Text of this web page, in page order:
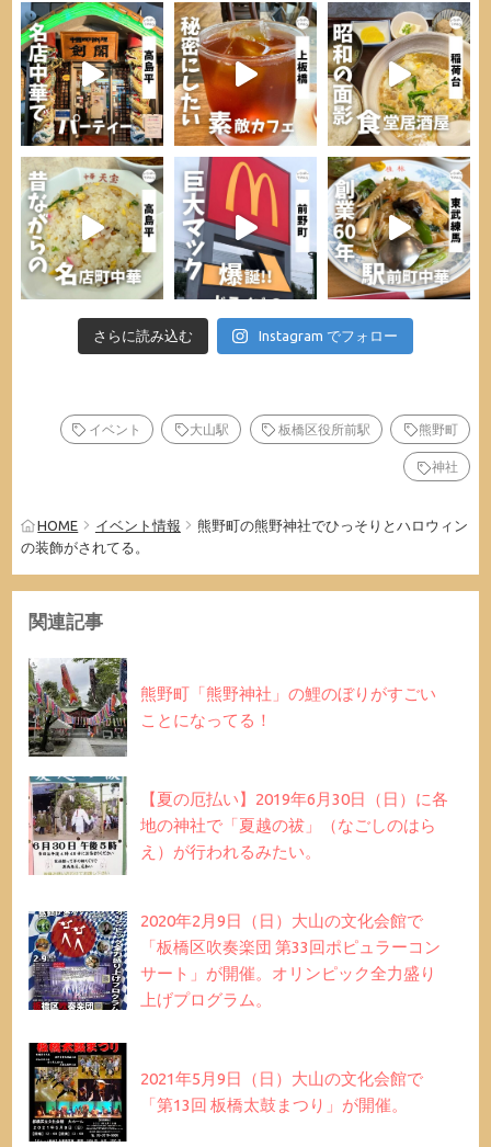
さらに読み込む Instagram でフォロー
イベント 大山駅 板橋区役所前駅 熊野町
神社
HOME イベント情報
熊野町の熊野神社でひっそりとハロウィン
の装飾がされてる。
関連記事
熊野町「熊野神社」の鯉のぼりがすごい
ことになってる！
【夏の厄払い】2019年6月30日（日）に各
地の神社で「夏越の祓」（なごしのはら
え）が行われるみたい。
2020年2月9日（日）大山の文化会館で
「板橋区吹奏楽団 第33回ポピュラーコン
サート」が開催。オリンピック全力盛り
上げプログラム。
2021年5月9日（日）大山の文化会館で
「第13回 板橋太鼓まつり」が開催。